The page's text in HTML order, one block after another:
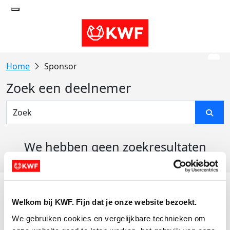
Welkom bij KWF. Fijn dat je onze website bezoekt.
We gebruiken cookies en vergelijkbare technieken om
Sponsor
Zoek een deelnemer
We hebben geen zoekresultaten
Actiematerialen
Evenementen